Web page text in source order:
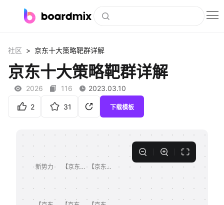
社区资源
下载
客户案例
支持
社区 > 京东十大策略靶群详解
京东十大策略靶群详解
2026 116 2023.03.10
2 31 下载模板